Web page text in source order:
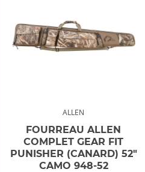
ALLEN
FOURREAU ALLEN
COMPLET GEAR FIT
PUNISHER (CANARD) 52″
CAMO 948-52